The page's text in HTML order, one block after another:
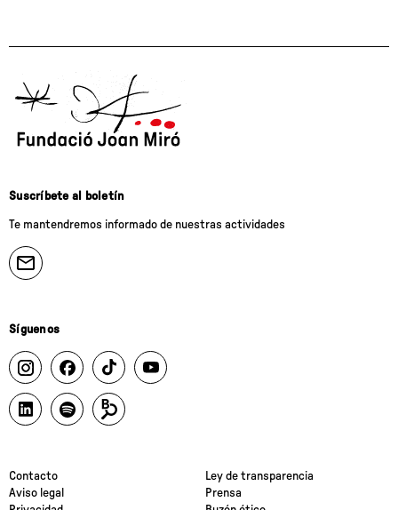
Suscríbete al boletín
Te mantendremos informado de nuestras actividades
Síguenos
Contacto
Aviso legal
Ley de transparencia
Prensa